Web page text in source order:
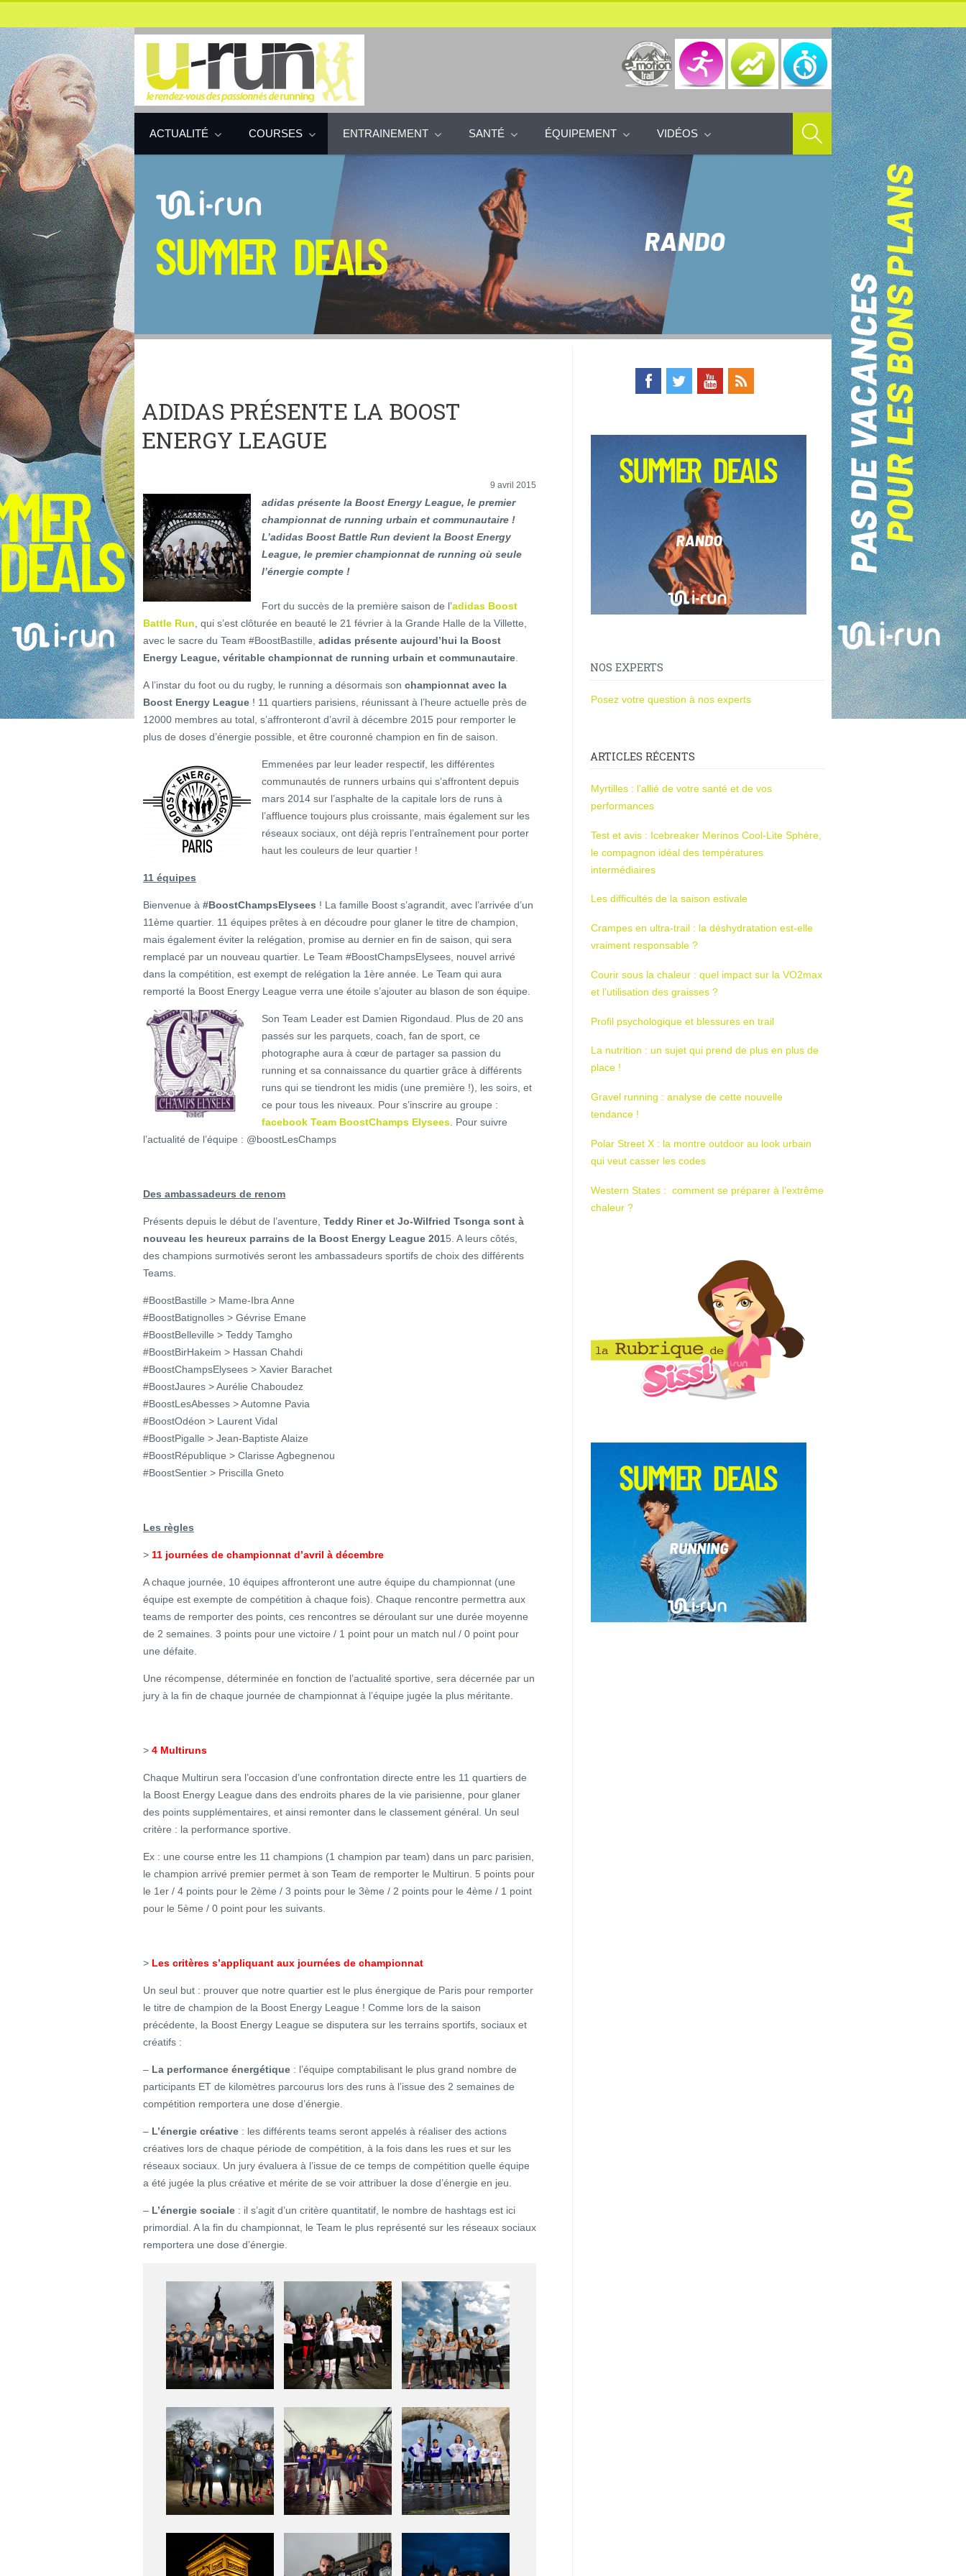
ACTUALITÉ COURSES ENTRAINEMENT SANTÉ ÉQUIPEMENT VIDÉOS
ADIDAS PRÉSENTE LA BOOST
ENERGY LEAGUE
9 avril 2015
adidas présente la Boost Energy League, le premier
championnat de running urbain et communautaire !
L’adidas Boost Battle Run devient la Boost Energy
League, le premier championnat de running où seule
l’énergie compte !
Fort du succès de la première saison de l’adidas Boost
Battle Run , qui s’est clôturée en beauté le 21 février à la Grande Halle de la Villette,
avec le sacre du Team #BoostBastille, adidas présente aujourd’hui la Boost
Energy League, véritable championnat de running urbain et communautaire
A l’instar du foot ou du rugby, le running a désormais son championnat avec la
Boost Energy League ! 11 quartiers parisiens, réunissant à l’heure actuelle près de
12000 membres au total, s’affronteront d’avril à décembre 2015 pour remporter le
plus de doses d’énergie possible, et être couronné champion en fin de saison.
Emmenées par leur leader respectif, les différentes
communautés de runners urbains qui s’affrontent depuis
mars 2014 sur l’asphalte de la capitale lors de runs à
l’affluence toujours plus croissante, mais également sur les
réseaux sociaux, ont déjà repris l’entraînement pour porter
haut les couleurs de leur quartier !
11 équipes
Bienvenue à #BoostChampsElysees ! La famille Boost s’agrandit, avec l’arrivée d’un
11ème quartier. 11 équipes prêtes à en découdre pour glaner le titre de champion,
mais également éviter la relégation, promise au dernier en fin de saison, qui sera
remplacé par un nouveau quartier. Le Team #BoostChampsElysees, nouvel arrivé
dans la compétition, est exempt de relégation la 1ère année. Le Team qui aura
remporté la Boost Energy League verra une étoile s’ajouter au blason de son équipe.
Son Team Leader est Damien Rigondaud. Plus de 20 ans
passés sur les parquets, coach, fan de sport, ce
photographe aura à cœur de partager sa passion du
running et sa connaissance du quartier grâce à différents
runs qui se tiendront les midis (une première !), les soirs, et
ce pour tous les niveaux. Pour s’inscrire au groupe :
facebook Team BoostChamps Elysees . Pour suivre
l’actualité de l’équipe : @boostLesChamps
Des ambassadeurs de renom
Présents depuis le début de l’aventure, Teddy Riner et Jo-Wilfried Tsonga sont à
nouveau les heureux parrains de la Boost Energy League 2015. A leurs côtés,
des champions surmotivés seront les ambassadeurs sportifs de choix des différents
Teams.
#BoostBastille > Mame-Ibra Anne
#BoostBatignolles > Gévrise Emane
#BoostBelleville > Teddy Tamgho
#BoostBirHakeim > Hassan Chahdi
#BoostChampsElysees > Xavier Barachet
#BoostJaures > Aurélie Chaboudez
#BoostLesAbesses > Automne Pavia
#BoostOdéon > Laurent Vidal
#BoostPigalle > Jean-Baptiste Alaize
#BoostRépublique > Clarisse Agbegnenou
#BoostSentier > Priscilla Gneto
Les règles
> 11 journées de championnat d’avril à décembre
A chaque journée, 10 équipes affronteront une autre équipe du championnat (une
équipe est exempte de compétition à chaque fois). Chaque rencontre permettra aux
teams de remporter des points, ces rencontres se déroulant sur une durée moyenne
de 2 semaines. 3 points pour une victoire / 1 point pour un match nul / 0 point pour
une défaite.
Une récompense, déterminée en fonction de l’actualité sportive, sera décernée par un
jury à la fin de chaque journée de championnat à l’équipe jugée la plus méritante.
> 4 Multiruns
Chaque Multirun sera l’occasion d’une confrontation directe entre les 11 quartiers de
la Boost Energy League dans des endroits phares de la vie parisienne, pour glaner
des points supplémentaires, et ainsi remonter dans le classement général. Un seul
critère : la performance sportive.
Ex : une course entre les 11 champions (1 champion par team) dans un parc parisien,
le champion arrivé premier permet à son Team de remporter le Multirun. 5 points pour
le 1er / 4 points pour le 2ème / 3 points pour le 3ème / 2 points pour le 4ème / 1 point
pour le 5ème / 0 point pour les suivants.
> Les critères s’appliquant aux journées de championnat
Un seul but : prouver que notre quartier est le plus énergique de Paris pour remporter
le titre de champion de la Boost Energy League ! Comme lors de la saison
précédente, la Boost Energy League se disputera sur les terrains sportifs, sociaux et
créatifs :
– La performance énergétique : l’équipe comptabilisant le plus grand nombre de
participants ET de kilomètres parcourus lors des runs à l’issue des 2 semaines de
compétition remportera une dose d’énergie.
– L’énergie créative : les différents teams seront appelés à réaliser des actions
créatives lors de chaque période de compétition, à la fois dans les rues et sur les
réseaux sociaux. Un jury évaluera à l’issue de ce temps de compétition quelle équipe
a été jugée la plus créative et mérite de se voir attribuer la dose d’énergie en jeu.
– L’énergie sociale : il s’agit d’un critère quantitatif, le nombre de hashtags est ici
primordial. A la fin du championnat, le Team le plus représenté sur les réseaux sociaux
remportera une dose d’énergie.
NOS EXPERTS
Posez votre question à nos experts
ARTICLES RÉCENTS
Myrtilles : l’allié de votre santé et de vos
performances
Test et avis : Icebreaker Merinos Cool-Lite Sphère,
le compagnon idéal des températures
intermédiaires
Les difficultés de la saison estivale
Crampes en ultra-trail : la déshydratation est-elle
vraiment responsable ?
Courir sous la chaleur : quel impact sur la VO2max
et l’utilisation des graisses ?
Profil psychologique et blessures en trail
La nutrition : un sujet qui prend de plus en plus de
place !
Gravel running : analyse de cette nouvelle
tendance !
Polar Street X : la montre outdoor au look urbain
qui veut casser les codes
Western States : comment se préparer à l’extrême
chaleur ?